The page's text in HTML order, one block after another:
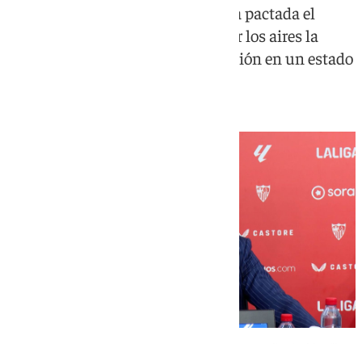
La oferta a la baja, que difiere de la pactada el
pasado 12 de mayo, hace saltar por los aires la
negociación y deja al club de Nervión en un estado